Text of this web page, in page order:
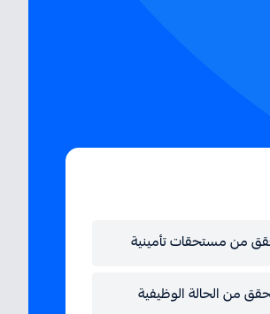
من مستحقات تأمينية
من الحالة الوظيفية